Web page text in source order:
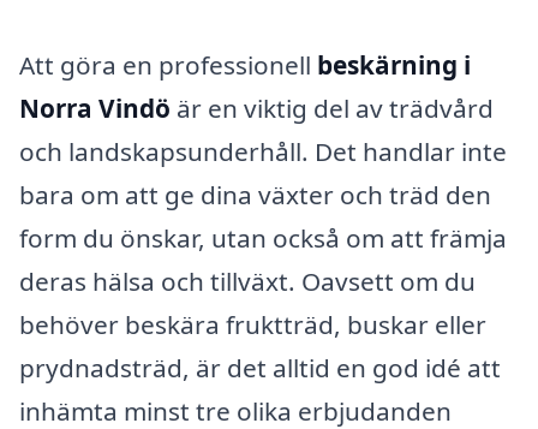
Att göra en professionell beskärning i
Norra Vindö är en viktig del av trädvård
och landskapsunderhåll. Det handlar inte
bara om att ge dina växter och träd den
form du önskar, utan också om att främja
deras hälsa och tillväxt. Oavsett om du
behöver beskära fruktträd, buskar eller
prydnadsträd, är det alltid en god idé att
inhämta minst tre olika erbjudanden